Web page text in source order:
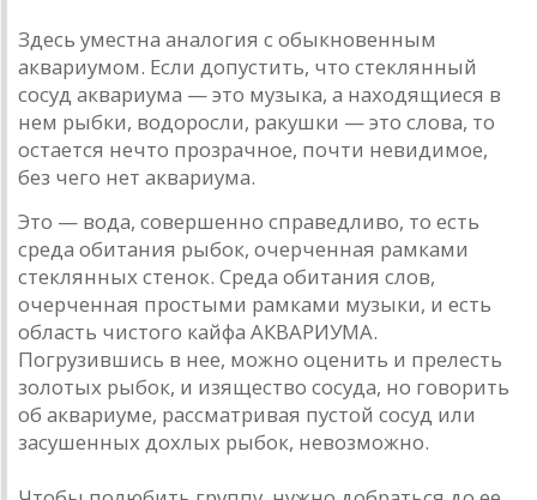
Здесь уместна аналогия с обыкновенным
аквариумом. Если допустить, что стеклянный
сосуд аквариума — это музыка, а находящиеся в
нем рыбки, водоросли, ракушки — это слова, то
остается нечто прозрачное, почти невидимое,
без чего нет аквариума.
Это — вода, совершенно справедливо, то есть
среда обитания рыбок, очерченная рамками
стеклянных стенок. Среда обитания слов,
очерченная простыми рамками музыки, и есть
область чистого кайфа АКВАРИУМА.
Погрузившись в нее, можно оценить и прелесть
золотых рыбок, и изящество сосуда, но говорить
об аквариуме, рассматривая пустой сосуд или
засушенных дохлых рыбок, невозможно.